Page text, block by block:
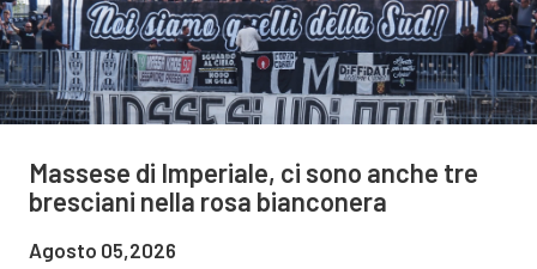
Massese di Imperiale, ci sono anche tre
bresciani nella rosa bianconera
Agosto 05,2026